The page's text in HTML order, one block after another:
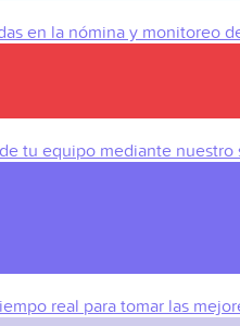
en la nómina y monitoreo
tu equipo mediante
real para tomar las